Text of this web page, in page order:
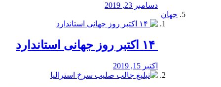
دسامبر 23, 2019
جهان
اکتبر 15, 2019